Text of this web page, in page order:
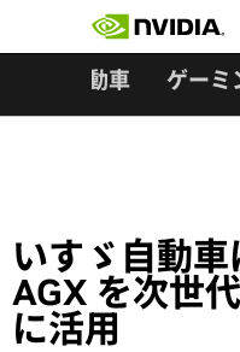
自動車 ゲーミ
いすゞ自動
AGX を次世
に活用